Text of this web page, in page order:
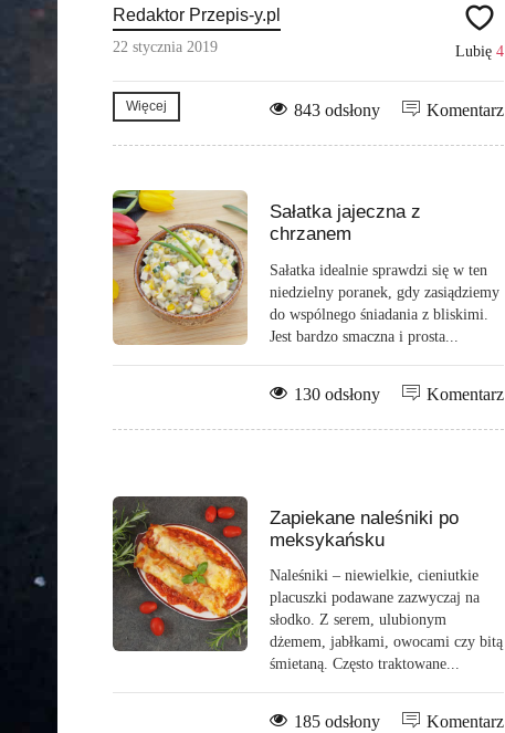
Redaktor Przepis-y.pl
22 stycznia 2019 Lubię 4
Więcej Komentarz
843 odsłony
Sałatka jajeczna z
chrzanem
Sałatka idealnie sprawdzi się w ten
niedzielny poranek, gdy zasiądziemy
do wspólnego śniadania z bliskimi.
Jest bardzo smaczna i prosta...
Komentarz
130 odsłony
Zapiekane naleśniki po
meksykańsku
Naleśniki – niewielkie, cieniutkie
placuszki podawane zazwyczaj na
słodko. Z serem, ulubionym
dżemem, jabłkami, owocami czy bitą
śmietaną. Często traktowane...
Komentarz
185 odsłony